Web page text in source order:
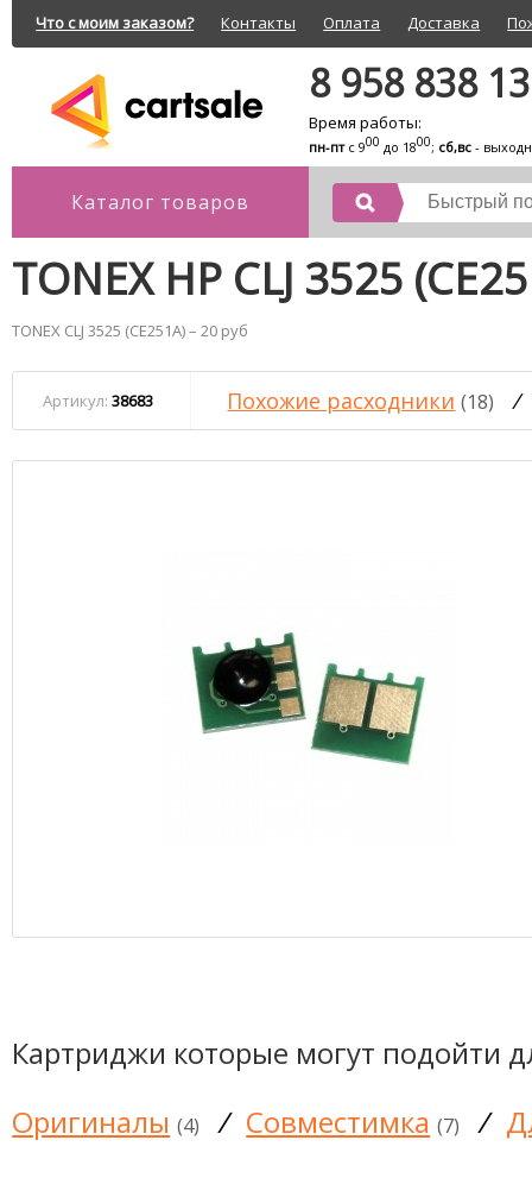
Что с моим заказом? Контакты Оплата Доставка
8 958 838
Время работы:
пн-птс 900 до 1800; сб,вс -
Каталог товаров
TONEX HP CLJ 3525
TONEX CLJ 3525 (CE251A) – 20 руб
Артикул: 38683 Похожие расходники (18) /
Картриджи которые могут подойти
Оригиналы (4) / Совместимка (7) /